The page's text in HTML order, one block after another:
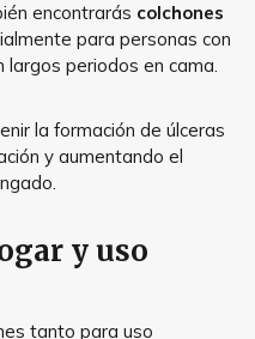
encontrarás colchones
para personas con
largos periodos en cama.
la formación de úlceras
y aumentando el
y uso
tanto para uso